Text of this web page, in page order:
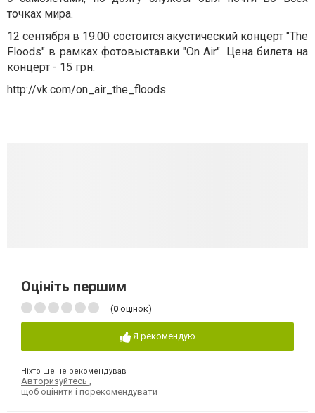
точках мира.
12 сентября в 19:00 состоится акустический концерт "The
Floods" в рамках фотовыставки "On Air". Цена билета на
концерт - 15 грн.
http://vk.com/on_air_the_floods
Оцініть першим
(0 оцінок)
Я рекомендую
Ніхто ще не рекомендував
Авторизуйтесь
щоб оцінити і порекомендувати